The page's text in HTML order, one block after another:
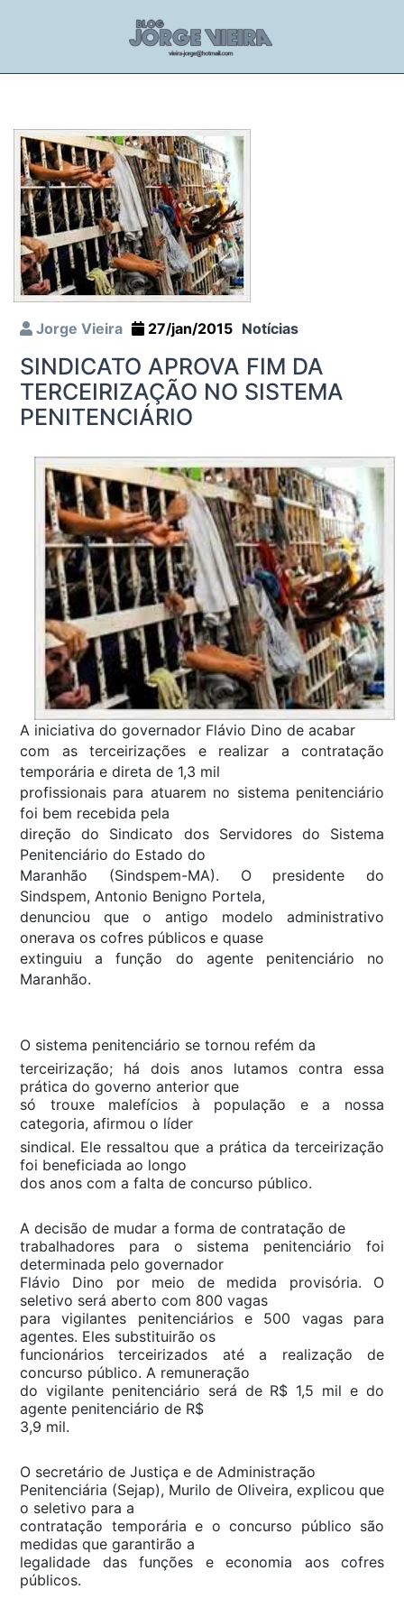
Jorge Vieira 27/jan/2015 Notícias
SINDICATO APROVA FIM DA
TERCEIRIZAÇÃO NO SISTEMA
PENITENCIÁRIO
A iniciativa do governador Flávio Dino de acabar
com as terceirizações e realizar a contratação
temporária e direta de 1,3 mil
profissionais para atuarem no sistema penitenciário
foi bem recebida pela
direção do Sindicato dos Servidores do Sistema
Penitenciário do Estado do
Maranhão (Sindspem-MA). O presidente do
Sindspem, Antonio Benigno Portela,
denunciou que o antigo modelo administrativo
onerava os cofres públicos e quase
extinguiu a função do agente penitenciário no
Maranhão.
O sistema penitenciário se tornou refém da
terceirização; há dois anos lutamos contra essa
prática do governo anterior que
só trouxe malefícios à população e a nossa
categoria, afirmou o líder
sindical. Ele ressaltou que a prática da terceirização
foi beneficiada ao longo
dos anos com a falta de concurso público.
A decisão de mudar a forma de contratação de
trabalhadores para o sistema penitenciário foi
determinada pelo governador
Flávio Dino por meio de medida provisória. O
seletivo será aberto com 800 vagas
para vigilantes penitenciários e 500 vagas para
agentes. Eles substituirão os
funcionários terceirizados até a realização de
concurso público. A remuneração
do vigilante penitenciário será de R$ 1,5 mil e do
agente penitenciário de R$
3,9 mil.
O secretário de Justiça e de Administração
Penitenciária (Sejap), Murilo de Oliveira, explicou que
o seletivo para a
contratação temporária e o concurso público são
medidas que garantirão a
legalidade das funções e economia aos cofres
públicos.